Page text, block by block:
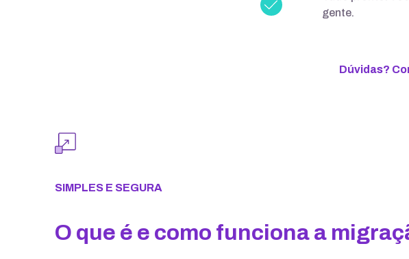
gente.
Dúvidas?
SIMPLES E SEGURA
O que é e como funciona a